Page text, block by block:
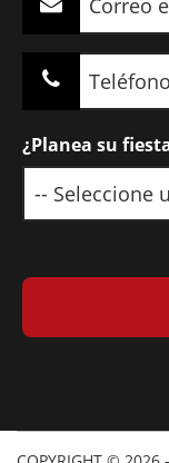
electrónico
(Required)
Teléfono
(Required)
¿Planea su